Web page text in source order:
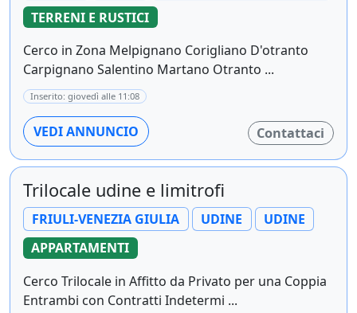
TERRENI E RUSTICI
Cerco in Zona Melpignano Corigliano D'otranto
Carpignano Salentino Martano Otranto ...
Inserito: giovedì alle 11:08
VEDI ANNUNCIO Contattaci
Trilocale udine e limitrofi
FRIULI-VENEZIA GIULIA UDINE
UDINE
APPARTAMENTI
Cerco Trilocale in Affitto da Privato per una Coppia
Entrambi con Contratti Indetermi ...